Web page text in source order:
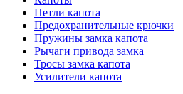
Петли капота
Предохранительные крючки
Пружины замка капота
Рычаги привода замка
Тросы замка капота
Усилители капота